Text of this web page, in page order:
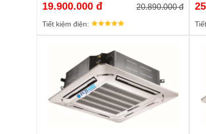
19.900.000 đ 20.890.000 đ
Tiết kiệm điện: